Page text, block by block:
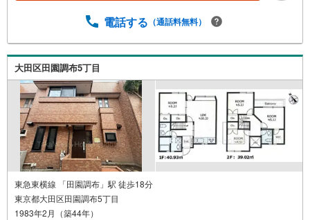
電話する （通話料無料）
大田区田園調布5丁目
東急東横線 「田園調布」駅 徒歩18分
東京都大田区田園調布5丁目
1983年2月（築44年）